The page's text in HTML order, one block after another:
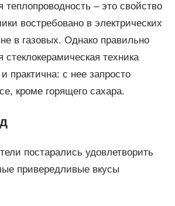
– это свойство
востребовано в электрических
в газовых. Однако правильно
стеклокерамическая техника
практична: с нее запросто
кроме горящего сахара.
постарались удовлетворить
привередливые вкусы